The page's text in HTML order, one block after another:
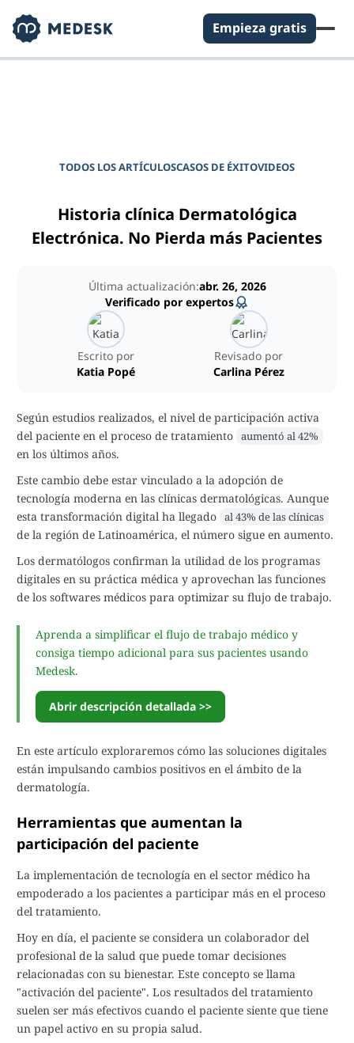
Empieza gratis
TODOS LOS ARTÍCULOSCASOS DE ÉXITOVIDEOS
Historia clínica Dermatológica
Electrónica. No Pierda más Pacientes
Escrito por
Katia Popé
Revisado por
Carlina Pérez
Última actualización:abr. 26, 2026
Verificado por expertos
Según estudios realizados, el nivel de participación activa
del paciente en el proceso de tratamiento aumentó al 42%
en los últimos años.
Este cambio debe estar vinculado a la adopción de
tecnología moderna en las clínicas dermatológicas. Aunque
esta transformación digital ha llegado al 43% de las clínicas
de la región de Latinoamérica, el número sigue en aumento.
Los dermatólogos confirman la utilidad de los programas
digitales en su práctica médica y aprovechan las funciones
de los softwares médicos para optimizar su flujo de trabajo.
Aprenda a simplificar el flujo de trabajo médico y
consiga tiempo adicional para sus pacientes usando
Medesk.
Abrir descripción detallada >>
En este artículo exploraremos cómo las soluciones digitales
están impulsando cambios positivos en el ámbito de la
dermatología.
Herramientas que aumentan la
participación del paciente
La implementación de tecnología en el sector médico ha
empoderado a los pacientes a participar más en el proceso
del tratamiento.
Hoy en día, el paciente se considera un colaborador del
profesional de la salud que puede tomar decisiones
relacionadas con su bienestar. Este concepto se llama
"activación del paciente". Los resultados del tratamiento
suelen ser más efectivos cuando el paciente siente que tiene
un papel activo en su propia salud.